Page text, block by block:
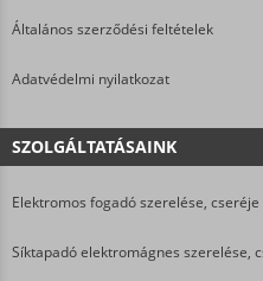
Általános szerződési feltételek
Adatvédelmi nyilatkozat
SZOLGÁLTATÁSAINK
Elektromos fogadó szerelése, cseréje
Síktapadó elektromágnes szerelése,